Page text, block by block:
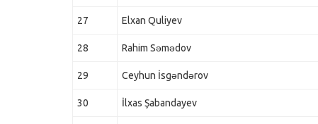
27 Elxan Quliyev
28 Rahim Səmədov
29 Ceyhun İsgəndərov
30 İlxas Şabandayev